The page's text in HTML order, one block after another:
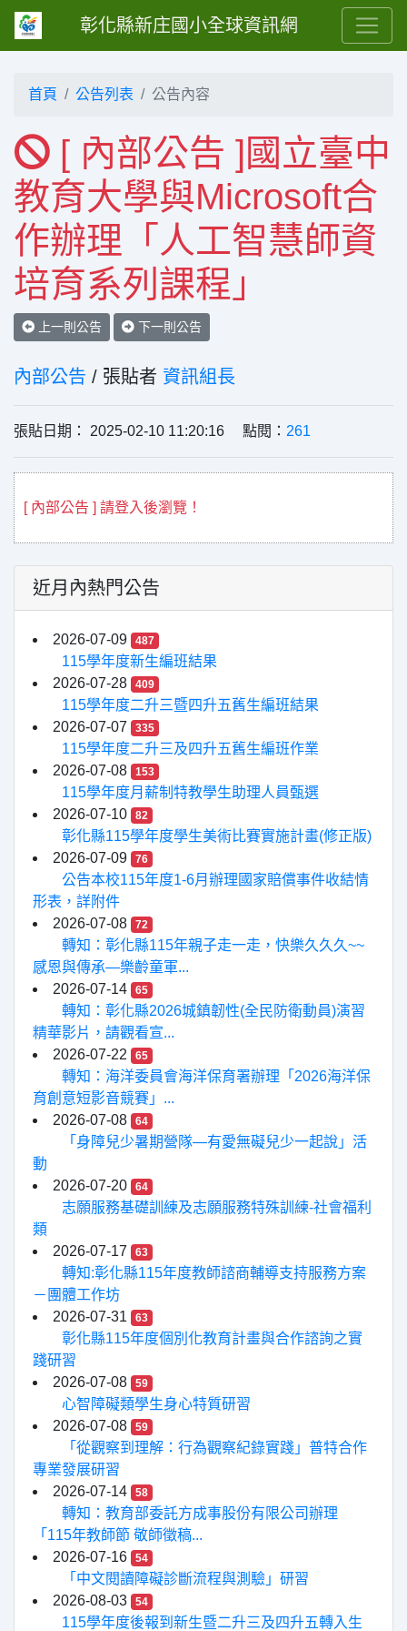
彰化縣新庄國小全球資訊網
首頁 公告列表 公告內容
[ 內部公告 ]國立臺中
教育大學與Microsoft合
作辦理「人工智慧師資
培育系列課程」
上一則公告 下一則公告
內部公告 / 張貼者 資訊組長
張貼日期： 2025-02-10 11:20:16 點閱： 261
[ 內部公告 ] 請登入後瀏覽！
近月內熱門公告
2026-07-09 487
115學年度新生編班結果
2026-07-28
409
115學年度二升三暨四升五舊生編班結果
2026-07-07
335
115學年度二升三及四升五舊生編班作業
2026-07-08
153
115學年度月薪制特教學生助理人員甄選
2026-07-10
82
彰化縣115學年度學生美術比賽實施計畫(修正版)
2026-07-09
76
公告本校115年度1-6月辦理國家賠償事件收結情
形表，詳附件
2026-07-08
72
轉知：彰化縣115年親子走一走，快樂久久久~~
感恩與傳承—樂齡童軍...
2026-07-14
65
轉知：彰化縣2026城鎮韌性(全民防衛動員)演習
精華影片，請觀看宣...
2026-07-22
65
轉知：海洋委員會海洋保育署辦理「2026海洋保
育創意短影音競賽」...
2026-07-08
64
「身障兒少暑期營隊—有愛無礙兒少一起說」活
動
2026-07-20
64
志願服務基礎訓練及志願服務特殊訓練-社會福利
類
2026-07-17
63
轉知:彰化縣115年度教師諮商輔導支持服務方案
－團體工作坊
2026-07-31
63
彰化縣115年度個別化教育計畫與合作諮詢之實
踐研習
2026-07-08
59
心智障礙類學生身心特質研習
2026-07-08
59
「從觀察到理解：行為觀察紀錄實踐」普特合作
專業發展研習
2026-07-14
58
轉知：教育部委託方成事股份有限公司辦理
「115年教師節 敬師徵稿...
2026-07-16
54
「中文閱讀障礙診斷流程與測驗」研習
2026-08-03
54
115學年度後報到新生暨二升三及四升五轉入生